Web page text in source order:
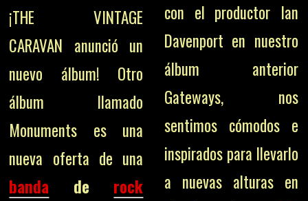
¡THE VINTAGE
CARAVAN anunció un
nuevo álbum! Otro
álbum llamado
Monuments es una
nueva oferta de una
banda de rock
con el productor Ian
Davenport en nuestro
álbum anterior
Gateways, nos
sentimos cómodos e
inspirados para llevarlo
a nuevas alturas en